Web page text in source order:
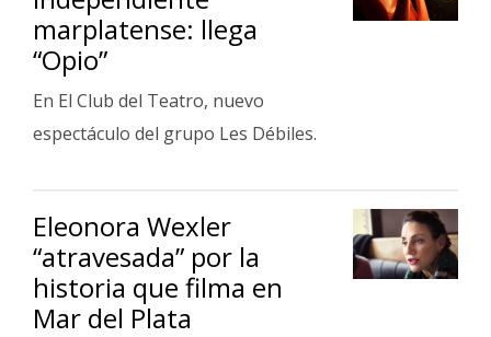
marplatense: llega
“Opio”
En El Club del Teatro, nuevo
espectáculo del grupo Les Débiles.
Eleonora Wexler
“atravesada” por la
historia que filma en
Mar del Plata